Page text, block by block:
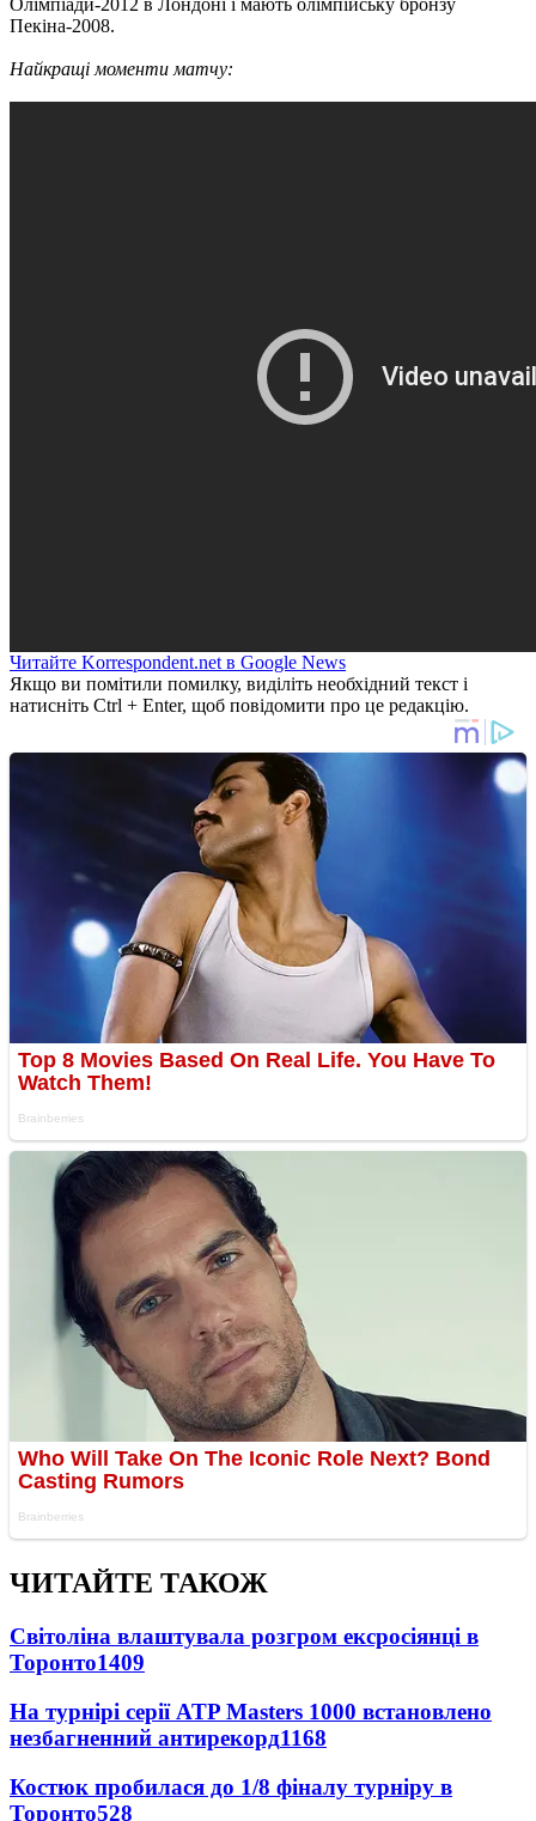
Пекіна-2008.
Найкращі моменти матчу:
Читайте Korrespondent.net в Google News
Якщо ви помітили помилку, виділіть необхідний текст і
натисніть Ctrl + Enter, щоб повідомити про це редакцію.
ЧИТАЙТЕ ТАКОЖ
Світоліна влаштувала розгром ексросіянці в
Торонто1409
На турнірі серії ATP Masters 1000 встановлено
незбагненний антирекорд1168
Костюк пробилася до 1/8 фіналу турніру в
Торонто528